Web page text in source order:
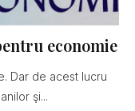
economie
Dar de acest lucru
şi...